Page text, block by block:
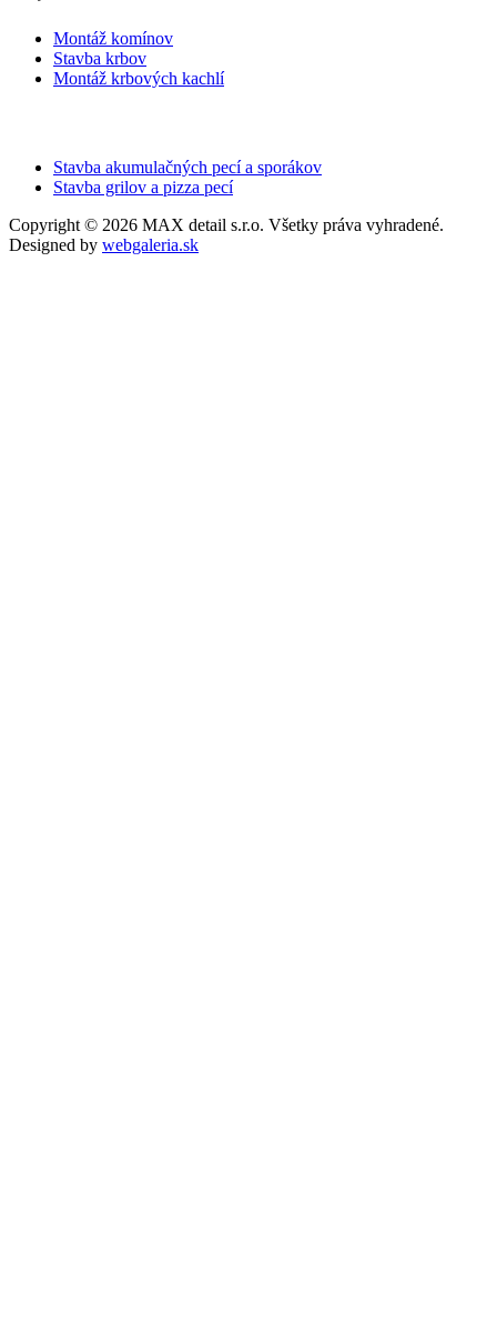
Montáž komínov
Stavba krbov
Montáž krbových kachlí
Stavba akumulačných pecí a sporákov
Stavba grilov a pizza pecí
Copyright © 2026 MAX detail s.r.o. Všetky práva vyhradené.
Designed by webgaleria.sk